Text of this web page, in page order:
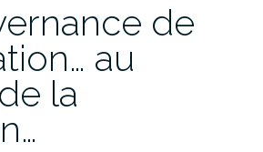
de
au
la